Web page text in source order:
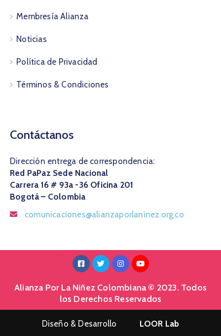
Membresía Alianza
Noticias
Política de Privacidad
Términos & Condiciones
Contáctanos
Dirección entrega de correspondencia:
Red PaPaz Sede Nacional
Carrera 16 # 93a -36 Oficina 201
Bogotá – Colombia
comunicaciones@alianzaporlaninez.org.co
Alianza Por La Niñez Colombiana © 2023. Todos
los Derechos Reservados
Diseño & Desarrollo LOOR Lab